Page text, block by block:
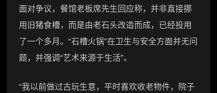
面对争议，餐馆老板席先生回应称，并非直接挪
用旧猪食槽，而是由老石头改造而成，已经投用
了一个多月。“石槽火锅”在卫生与安全方面并无问
题，并强调“艺术来源于生活”。
“我以前做过古玩生意，平时喜欢收老物件，院子